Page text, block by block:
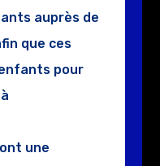
auprès de
que ces
pour
une